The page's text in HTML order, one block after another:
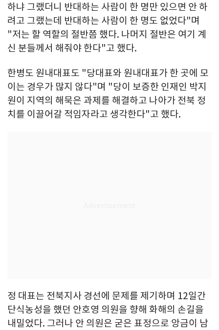
하냐 그랬더니 반대하는 사람이 한 명만 있으면 안 하
려고 그랬는데 반대하는 사람이 한 명도 없었다"며
"저는 할 역할의 절반쯤 했다. 나머지 절반은 여기 계
신 분들께서 해줘야 한다"고 했다.
한병도 원내대표도 "당대표와 원내대표가 한 곳에 모
이는 경우가 많지 않다"며 "당이 보증한 인재인 박지
원이 지역의 해묵은 과제를 해결하고 나아가 전북 정
치를 이끌어갈 적임자라고 생각한다"고 했다.
정 대표는 전북지사 경선에 문제를 제기하며 12일간
단식농성을 했던 안호영 의원을 향해 화해의 손길을
내밀었다. 그러나 안 의원은 굳은 표정으로 앙금이 남